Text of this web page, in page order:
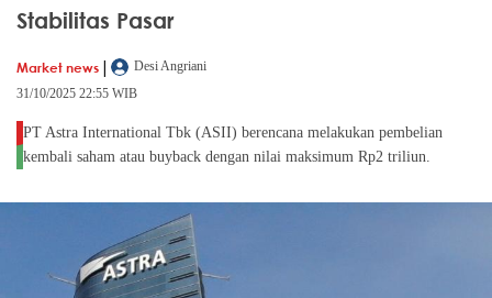
Stabilitas Pasar
Market news |
Desi Angriani
31/10/2025 22:55 WIB
PT Astra International Tbk (ASII) berencana melakukan pembelian
kembali saham atau buyback dengan nilai maksimum Rp2 triliun.